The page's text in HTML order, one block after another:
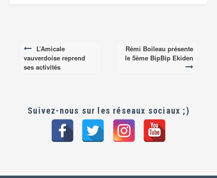
Post
navigation
L’Amicale
vauverdoise reprend
ses activités
Rémi Boileau présente
le 5ème BipBip Ekiden
Suivez-nous sur les réseaux sociaux ;)